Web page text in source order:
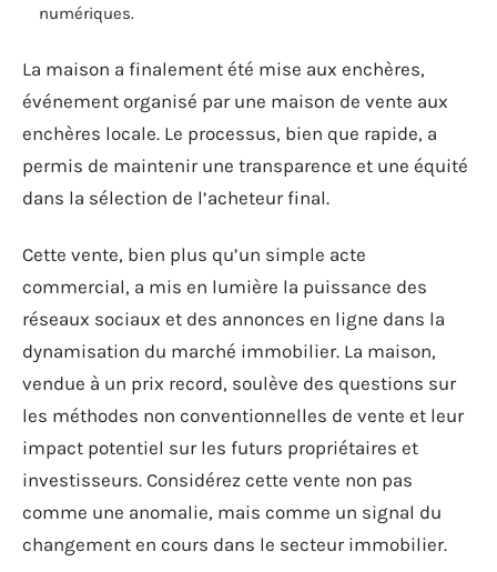
numériques.
La maison a finalement été mise aux enchères,
événement organisé par une maison de vente aux
enchères locale. Le processus, bien que rapide, a
permis de maintenir une transparence et une équité
dans la sélection de l’acheteur final.
Cette vente, bien plus qu’un simple acte
commercial, a mis en lumière la puissance des
réseaux sociaux et des annonces en ligne dans la
dynamisation du marché immobilier. La maison,
vendue à un prix record, soulève des questions sur
les méthodes non conventionnelles de vente et leur
impact potentiel sur les futurs propriétaires et
investisseurs. Considérez cette vente non pas
comme une anomalie, mais comme un signal du
changement en cours dans le secteur immobilier.